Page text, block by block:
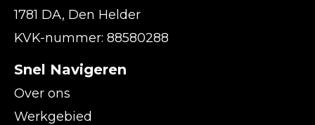
1781 DA, Den Helder
KVK-nummer: 88580288
Snel Navigeren
Over ons
Werkgebied